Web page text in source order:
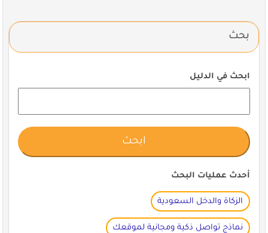
بحث
ابحث في الدليل
أحدث عمليات البحث
الزكاة والدخل السعودية
نماذج تواصل ذكية ومجانية لموقعك